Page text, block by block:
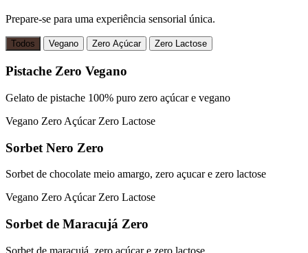
Prepare-se para uma experiência sensorial única.
Todos Vegano Zero Açúcar Zero Lactose
Pistache Zero Vegano
Gelato de pistache 100% puro zero açúcar e vegano
Vegano Zero Açúcar Zero Lactose
Sorbet Nero Zero
Sorbet de chocolate meio amargo, zero açucar e zero lactose
Vegano Zero Açúcar Zero Lactose
Sorbet de Maracujá Zero
Sorbet de maracujá, zero açúcar e zero lactose